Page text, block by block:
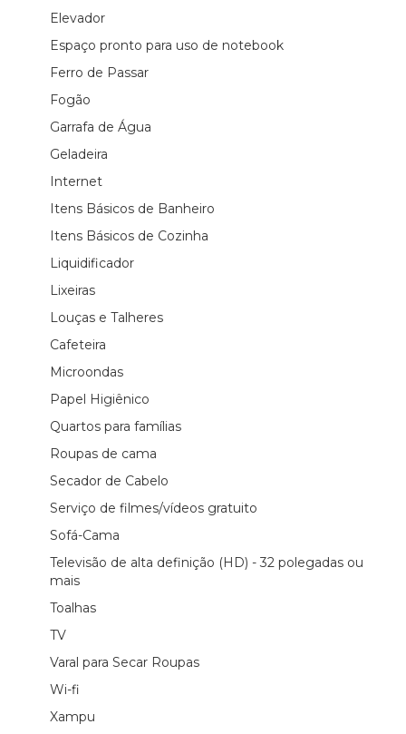
Elevador
Espaço pronto para uso de notebook
Ferro de Passar
Fogão
Garrafa de Água
Geladeira
Internet
Itens Básicos de Banheiro
Itens Básicos de Cozinha
Liquidificador
Lixeiras
Louças e Talheres
Cafeteira
Microondas
Papel Higiênico
Quartos para famílias
Roupas de cama
Secador de Cabelo
Serviço de filmes/vídeos gratuito
Sofá-Cama
Televisão de alta definição (HD) - 32 polegadas ou
mais
Toalhas
TV
Varal para Secar Roupas
Wi-fi
Xampu